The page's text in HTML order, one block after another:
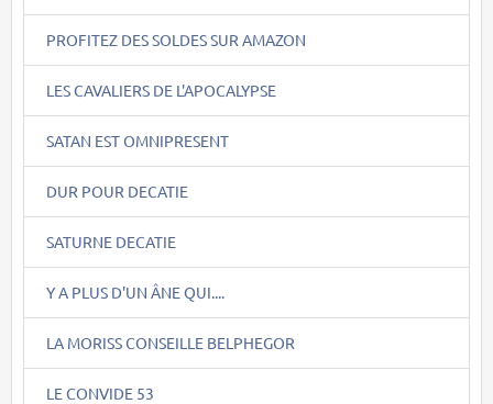
PROFITEZ DES SOLDES SUR AMAZON
LES CAVALIERS DE L'APOCALYPSE
SATAN EST OMNIPRESENT
DUR POUR DECATIE
SATURNE DECATIE
Y A PLUS D'UN ÂNE QUI....
LA MORISS CONSEILLE BELPHEGOR
LE CONVIDE 53